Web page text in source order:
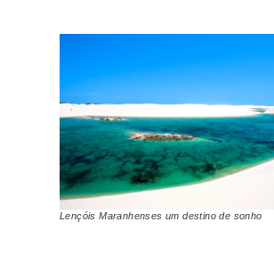
Lençóis Maranhenses um destino de sonho